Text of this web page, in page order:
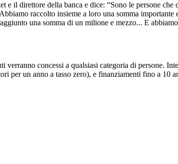
il direttore della banca e dice: “Sono le persone
raccolto insieme a loro una somma
una somma di un milione e mezzo... E
concessi a qualsiasi categoria di persone.
per un anno a tasso zero), e finanziamenti fino a 10